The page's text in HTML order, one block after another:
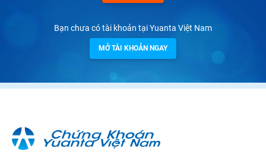
Bạn chưa có tài khoản tại Yuanta Việt Nam
MỞ TÀI KHOẢN NGAY